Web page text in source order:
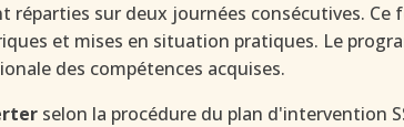
réparties sur deux journées consécutives.
et mises en situation pratiques. Le
des compétences acquises.
selon la procédure du plan d'intervention